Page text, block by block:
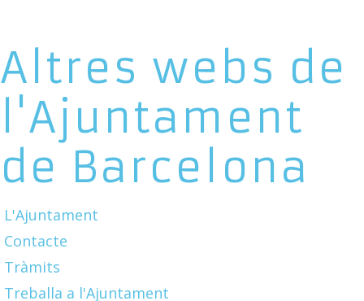
Altres webs de
l'Ajuntament
de Barcelona
L'Ajuntament
Contacte
Tràmits
Treballa a l'Ajuntament